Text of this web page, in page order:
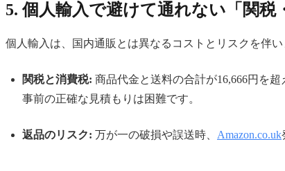
5. 個人輸入で避けて通れない「関税
個人輸入は、国内通販とは異なるコストとリスクを伴い
関税と消費税: 商品代金と送料の合計が16,666円を
事前の正確な見積もりは困難です。
返品のリスク: 万が一の破損や誤送時、 Amazon.co.uk